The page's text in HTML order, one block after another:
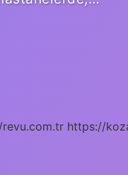
https://